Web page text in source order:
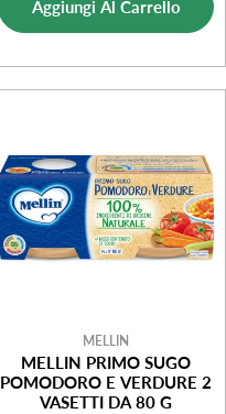
vendita
Aggiungi Al Carrello
MELLIN
MELLIN PRIMO SUGO
POMODORO E VERDURE 2
VASETTI DA 80 G